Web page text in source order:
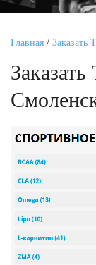
Главная / Заказать